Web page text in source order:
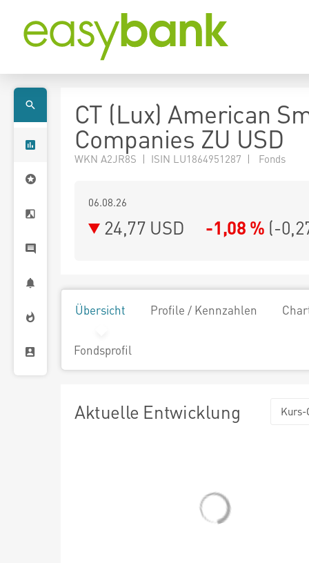
CT (Lux) American
Companies ZU USD
WKN A2JR8S | ISIN LU1864951287 | Fonds
06.08.26
24,77 USD -1,08 % (-
Übersicht Profile / Kennzahlen
Fondsprofil
Aktuelle Entwicklung Kurs-